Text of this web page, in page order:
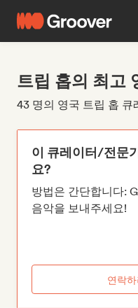
트립 홉의 최고
43 명의 영국 트립 홉
이 큐레이터/전문
요?
방법은 간단합니다:
음악을 보내주세요!
연락